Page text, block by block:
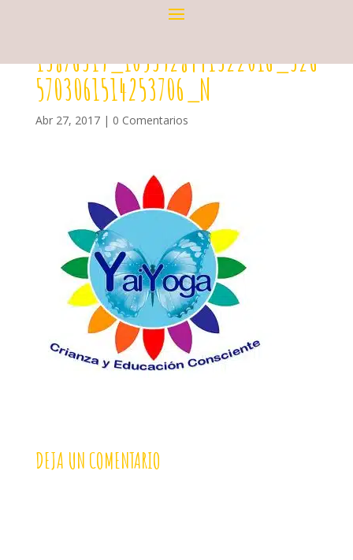
13876319_1053928441322016_326
5703061514253706_N
Abr 27, 2017| 0 Comentarios
DEJA UN COMENTARIO